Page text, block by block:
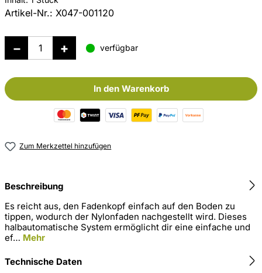
Artikel-Nr.: X047-001120
verfügbar
In den Warenkorb
Zum Merkzettel hinzufügen
Beschreibung
Es reicht aus, den Fadenkopf einfach auf den Boden zu
tippen, wodurch der Nylonfaden nachgestellt wird. Dieses
halbautomatische System ermöglicht dir eine einfache und
ef… Mehr
Technische Daten